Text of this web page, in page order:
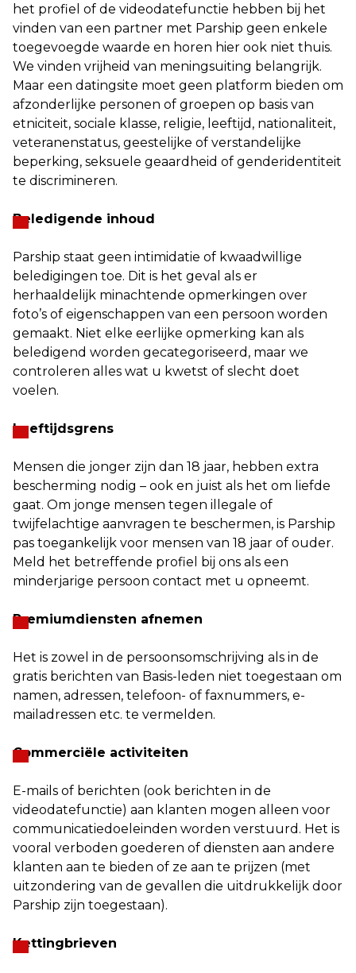
het profiel of de videodatefunctie hebben bij het
vinden van een partner met Parship geen enkele
toegevoegde waarde en horen hier ook niet thuis.
We vinden vrijheid van meningsuiting belangrijk.
Maar een datingsite moet geen platform bieden om
afzonderlijke personen of groepen op basis van
etniciteit, sociale klasse, religie, leeftijd, nationaliteit,
veteranenstatus, geestelijke of verstandelijke
beperking, seksuele geaardheid of genderidentiteit
te discrimineren.
Beledigende inhoud
Parship staat geen intimidatie of kwaadwillige
beledigingen toe. Dit is het geval als er
herhaaldelijk minachtende opmerkingen over
foto’s of eigenschappen van een persoon worden
gemaakt. Niet elke eerlijke opmerking kan als
beledigend worden gecategoriseerd, maar we
controleren alles wat u kwetst of slecht doet
voelen.
Leeftijdsgrens
Mensen die jonger zijn dan 18 jaar, hebben extra
bescherming nodig – ook en juist als het om liefde
gaat. Om jonge mensen tegen illegale of
twijfelachtige aanvragen te beschermen, is Parship
pas toegankelijk voor mensen van 18 jaar of ouder.
Meld het betreffende profiel bij ons als een
minderjarige persoon contact met u opneemt.
Premiumdiensten afnemen
Het is zowel in de persoonsomschrijving als in de
gratis berichten van Basis-leden niet toegestaan om
namen, adressen, telefoon- of faxnummers, e-
mailadressen etc. te vermelden.
Commerciële activiteiten
E-mails of berichten (ook berichten in de
videodatefunctie) aan klanten mogen alleen voor
communicatiedoeleinden worden verstuurd. Het is
vooral verboden goederen of diensten aan andere
klanten aan te bieden of ze aan te prijzen (met
uitzondering van de gevallen die uitdrukkelijk door
Parship zijn toegestaan).
Kettingbrieven